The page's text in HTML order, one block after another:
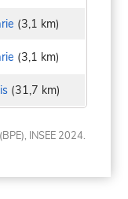
(3,1 km)
(3,1 km)
(31,7 km)
INSEE 2024.